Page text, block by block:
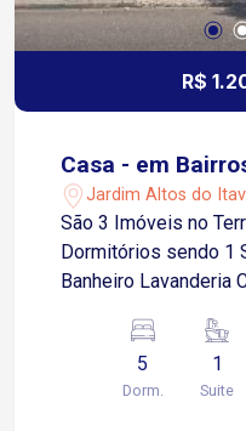
R$
Casa - em
Jardim Altos do
São 3 Imóveis no Terreno : Casa Piso
Dormitórios sendo 1 Suíte Sala de
Banheiro Lavanderia Coberta Casa Avarandada
Menor ( Lateral) 75 m² 2 Dormitórios Sala de
sendo 4 Cobertas Estuda Permuta por Imovel
5
Dorm.
1
Suite